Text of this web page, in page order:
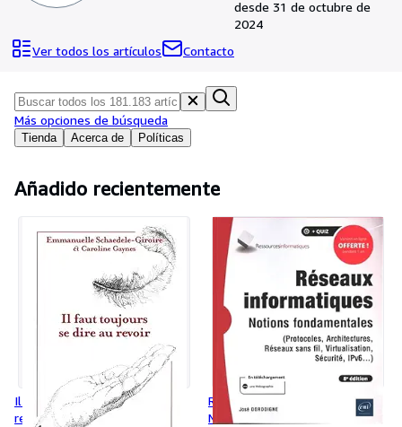
Libros antiguos
Arte y coleccionismo
Vendedores
Ayuda
CERRAR
desde 31 de octubre de
2024
Ver todos los artículos
Contacto
Tienda Acerca de Políticas
Más opciones de búsqueda
Añadido recientemente
Il faut toujours se dire au
revoir
Réseaux informatiques -
Notions fondamentales (8e